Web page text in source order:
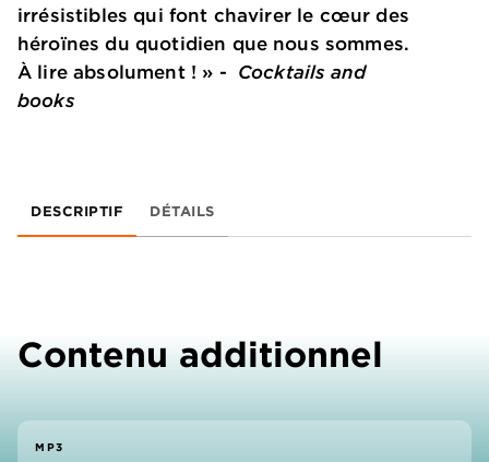
irrésistibles qui font chavirer le cœur des
héroïnes du quotidien que nous sommes.
À lire absolument ! » - Cocktails and
books
DESCRIPTIF DÉTAILS
Contenu additionnel
MP3